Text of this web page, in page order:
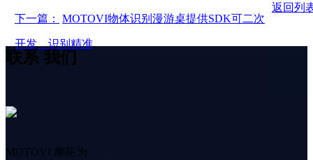
返回列
下一篇：
MOTOVI物体识别漫游桌提供SDK可二次
开发，识别精准
联系 我们
MOTOVI 摩拓为